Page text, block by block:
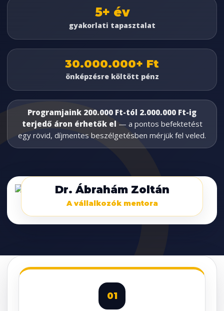
5+ év
gyakorlati tapasztalat
30.000.000+ Ft
önképzésre költött pénz
Programjaink 200.000 Ft-tól 2.000.000 Ft-ig
terjedő áron érhetők el — a pontos befektetést
egy rövid, díjmentes beszélgetésben mérjük fel veled.
Dr. Ábrahám Zoltán
A vállalkozók mentora
01